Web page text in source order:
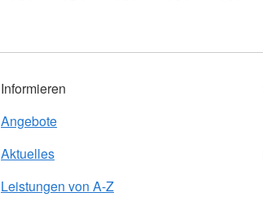
Informieren
Angebote
Aktuelles
Leistungen von A-Z